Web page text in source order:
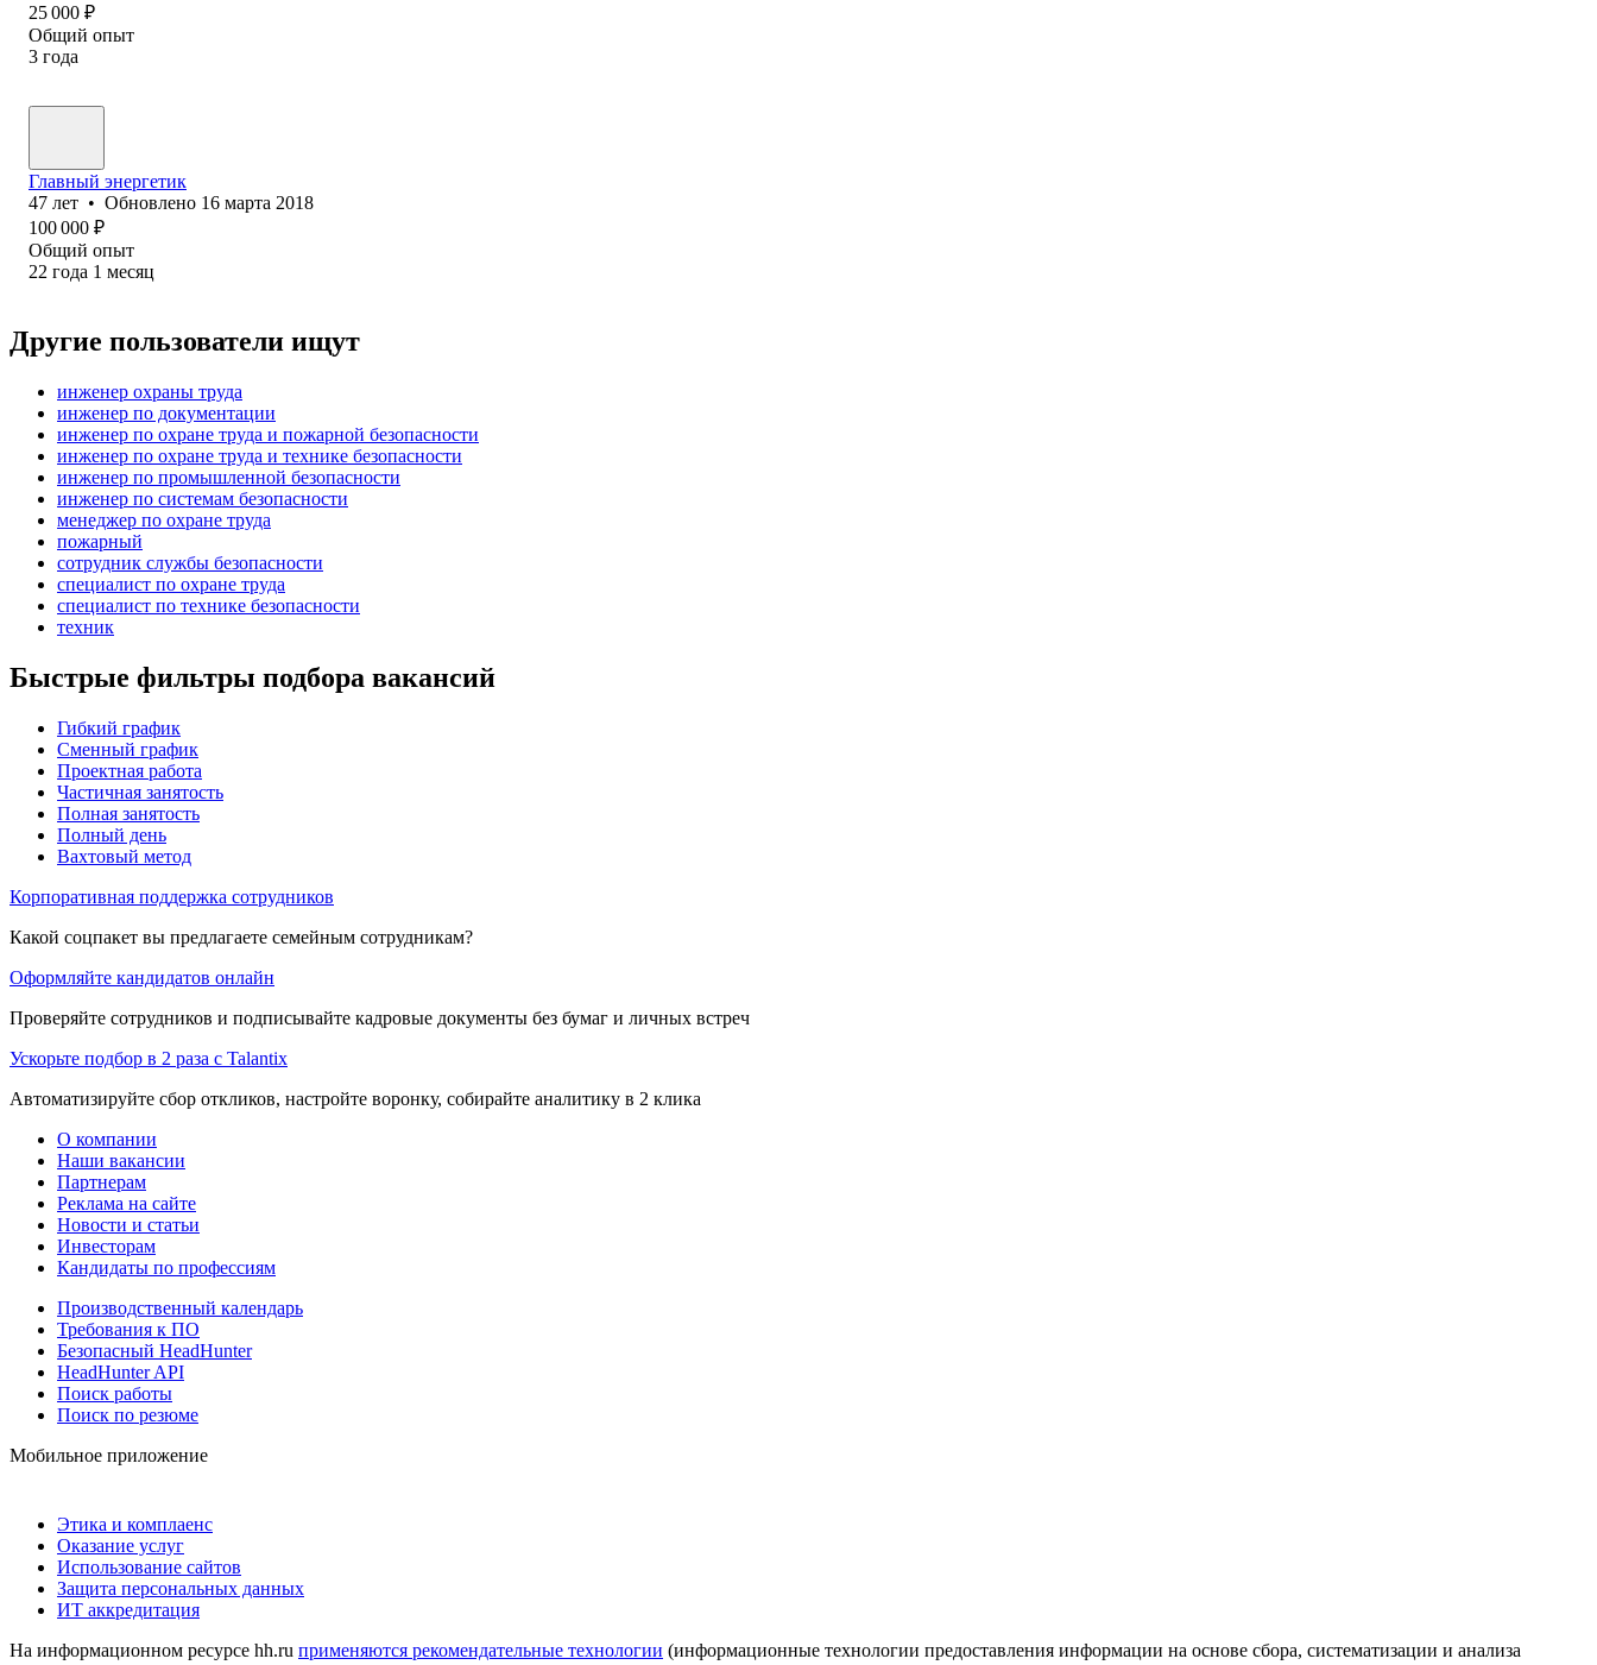
25 000 ₽
Общий опыт
3 года
Главный энергетик
47 лет • Обновлено 16 марта 2018
100 000 ₽
Общий опыт
22 года 1 месяц
Другие пользователи ищут
инженер охраны труда
инженер по документации
инженер по охране труда и пожарной безопасности
инженер по охране труда и технике безопасности
инженер по промышленной безопасности
инженер по системам безопасности
менеджер по охране труда
пожарный
сотрудник службы безопасности
специалист по охране труда
специалист по технике безопасности
техник
Быстрые фильтры подбора вакансий
Гибкий график
Сменный график
Проектная работа
Частичная занятость
Полная занятость
Полный день
Вахтовый метод
Корпоративная поддержка сотрудников
Какой соцпакет вы предлагаете семейным сотрудникам?
Оформляйте кандидатов онлайн
Проверяйте сотрудников и подписывайте кадровые документы без бумаг и личных встреч
Ускорьте подбор в 2 раза с Talantix
Автоматизируйте сбор откликов, настройте воронку, собирайте аналитику в 2 клика
О компании
Наши вакансии
Партнерам
Реклама на сайте
Новости и статьи
Инвесторам
Кандидаты по профессиям
Производственный календарь
Требования к ПО
Безопасный HeadHunter
HeadHunter API
Поиск работы
Поиск по резюме
Мобильное приложение
Этика и комплаенс
Оказание услуг
Использование сайтов
Защита персональных данных
ИТ аккредитация
На информационном ресурсе hh.ru применяются рекомендательные технологии (информационные технологии предоставления информации на основе сбора, систематизации и анализа